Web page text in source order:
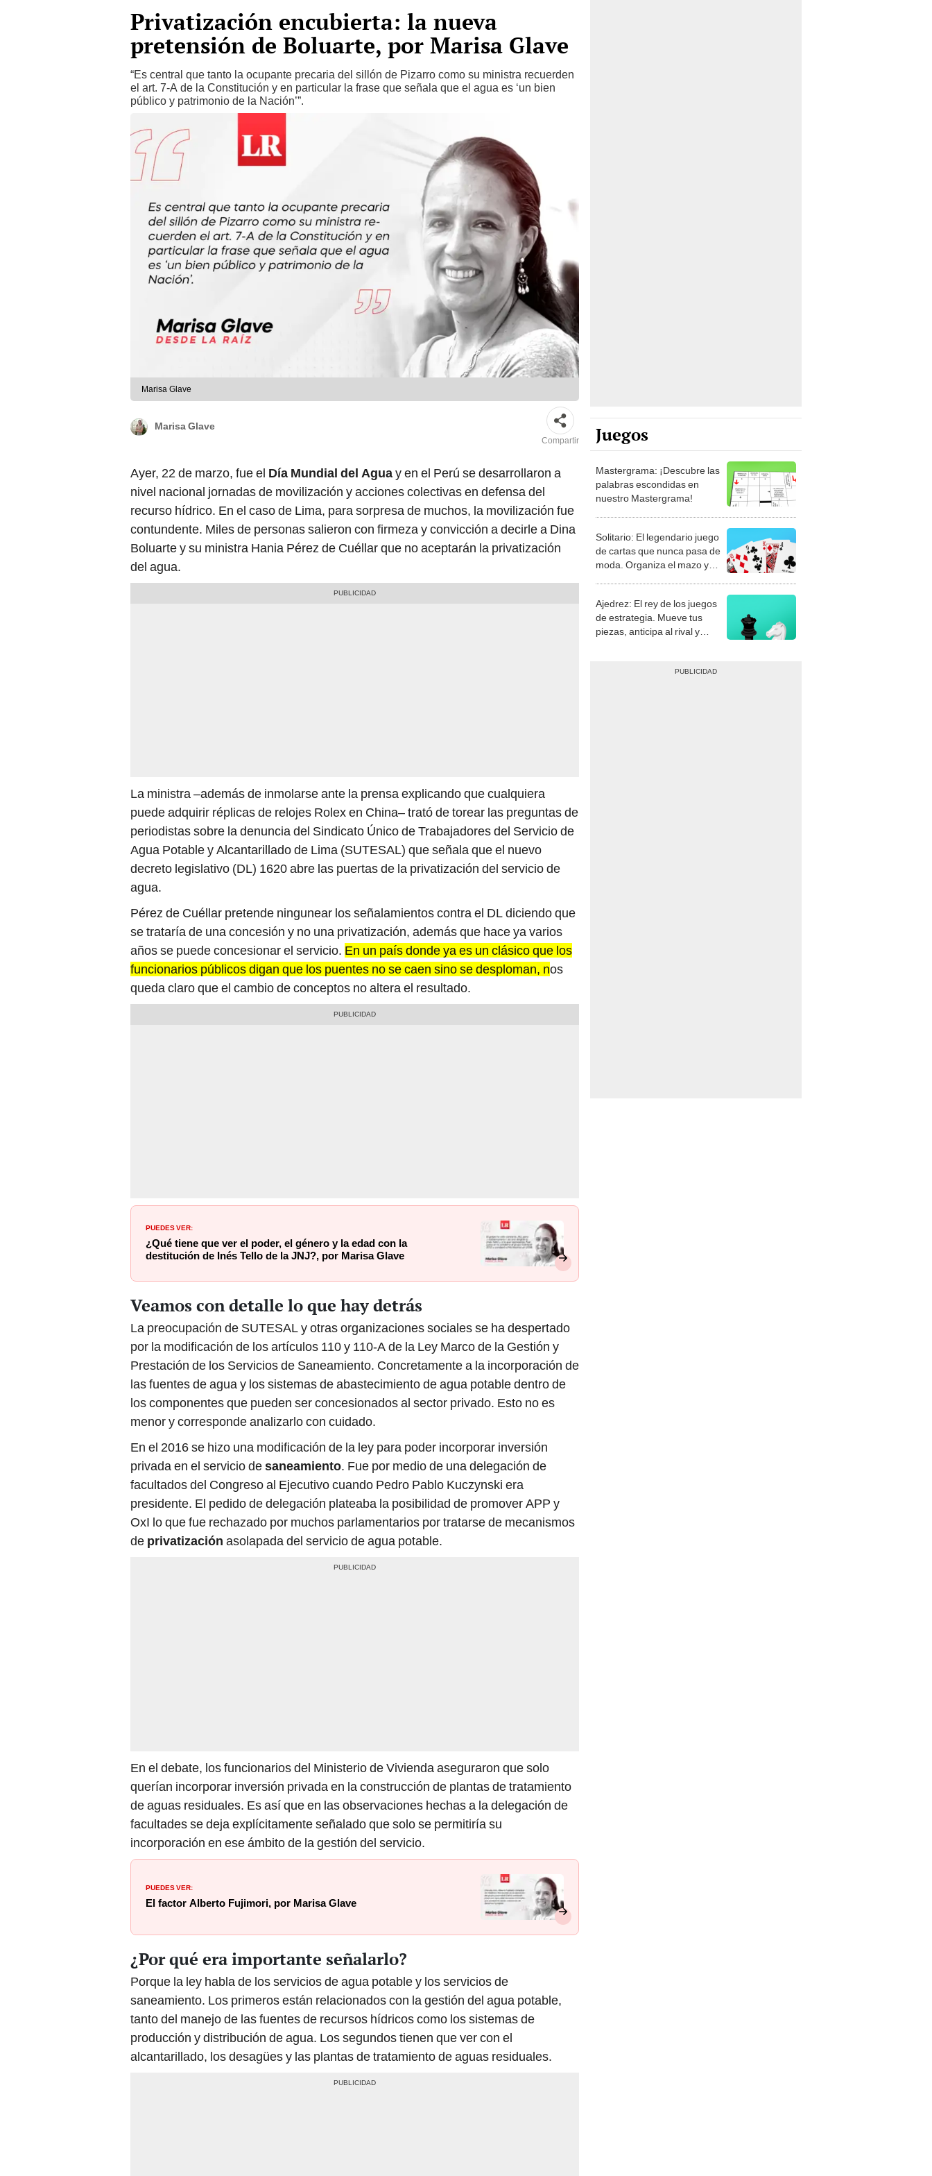
Privatización encubierta: la nueva
pretensión de Boluarte, por Marisa Glave
“Es central que tanto la ocupante precaria del sillón de Pizarro como su ministra recuerden
el art. 7-A de la Constitución y en particular la frase que señala que el agua es ‘un bien
público y patrimonio de la Nación’”.
Marisa Glave
Marisa Glave
Compartir
Ayer, 22 de marzo, fue el Día Mundial del Aguay en el Perú se desarrollaron a
nivel nacional jornadas de movilización y acciones colectivas en defensa del
recurso hídrico. En el caso de Lima, para sorpresa de muchos, la movilización fue
contundente. Miles de personas salieron con firmeza y convicción a decirle a Dina
Boluarte y su ministra Hania Pérez de Cuéllar que no aceptarán la privatización
del agua.
La ministra –además de inmolarse ante la prensa explicando que cualquiera
puede adquirir réplicas de relojes Rolex en China– trató de torear las preguntas de
periodistas sobre la denuncia del Sindicato Único de Trabajadores del Servicio de
Agua Potable y Alcantarillado de Lima (SUTESAL) que señala que el nuevo
decreto legislativo (DL) 1620 abre las puertas de la privatización del servicio de
agua.
Pérez de Cuéllar pretende ningunear los señalamientos contra el DL diciendo que
se trataría de una concesión y no una privatización, además que hace ya varios
años se puede concesionar el servicio. En un país donde ya es un clásico que los
funcionarios públicos digan que los puentes no se caen sino se desploman, nos
queda claro que el cambio de conceptos no altera el resultado.
PUEDES VER:
¿Qué tiene que ver el poder, el género y la edad con la
destitución de Inés Tello de la JNJ?, por Marisa Glave
Veamos con detalle lo que hay detrás
La preocupación de SUTESAL y otras organizaciones sociales se ha despertado
por la modificación de los artículos 110 y 110-A de la Ley Marco de la Gestión y
Prestación de los Servicios de Saneamiento. Concretamente a la incorporación de
las fuentes de agua y los sistemas de abastecimiento de agua potable dentro de
los componentes que pueden ser concesionados al sector privado. Esto no es
menor y corresponde analizarlo con cuidado.
En el 2016 se hizo una modificación de la ley para poder incorporar inversión
privada en el servicio desaneamiento. Fue por medio de una delegación de
facultados del Congreso al Ejecutivo cuando Pedro Pablo Kuczynski era
presidente. El pedido de delegación plateaba la posibilidad de promover APP y
OxI lo que fue rechazado por muchos parlamentarios por tratarse de mecanismos
de privatización asolapada del servicio de agua potable.
En el debate, los funcionarios del Ministerio de Vivienda aseguraron que solo
querían incorporar inversión privada en la construcción de plantas de tratamiento
de aguas residuales. Es así que en las observaciones hechas a la delegación de
facultades se deja explícitamente señalado que solo se permitiría su
incorporación en ese ámbito de la gestión del servicio.
PUEDES VER:
El factor Alberto Fujimori, por Marisa Glave
¿Por qué era importante señalarlo?
Porque la ley habla de los servicios de agua potable y los servicios de
saneamiento. Los primeros están relacionados con la gestión del agua potable,
tanto del manejo de las fuentes de recursos hídricos como los sistemas de
producción y distribución de agua. Los segundos tienen que ver con el
alcantarillado, los desagües y las plantas de tratamiento de aguas residuales.
Juegos
Mastergrama: ¡Descubre las
palabras escondidas en
nuestro Mastergrama!
Solitario: El legendario juego
de cartas que nunca pasa de
moda. Organiza el mazo y
Ajedrez: El rey de los juegos
de estrategia. Mueve tus
piezas, anticipa al rival y